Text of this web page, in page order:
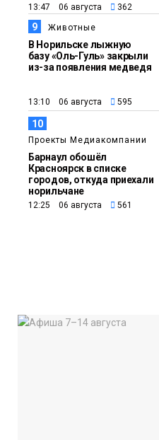
13:47 06 августа 362
9 Животные
В Норильске лыжную
базу «Оль-Гуль» закрыли
из-за появления медведя
13:10 06 августа 595
10
Проекты Медиакомпании
Барнаул обошёл
Красноярск в списке
городов, откуда приехали
норильчане
12:25 06 августа 561